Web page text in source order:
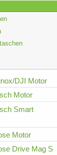
DJI Motor
Motor
Smart
Motor
Drive Mag S